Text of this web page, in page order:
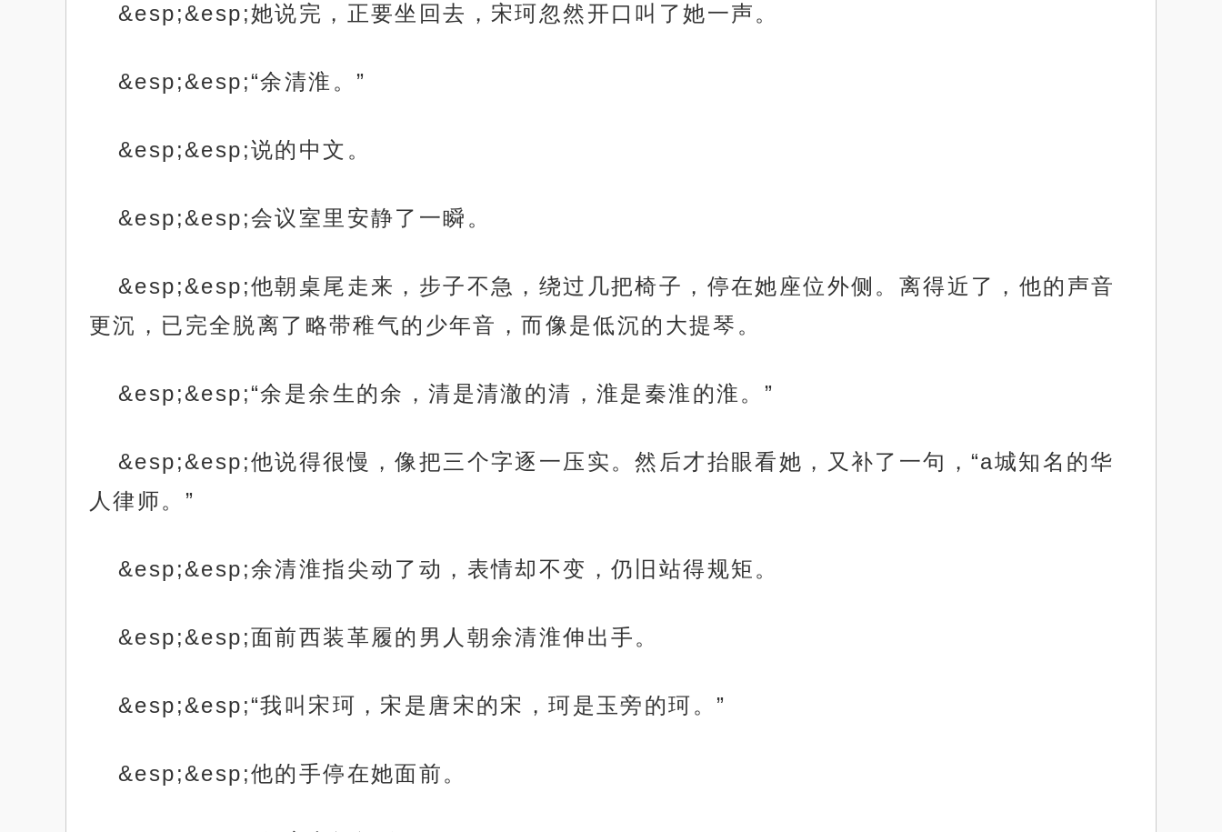
&esp;&esp;她说完，正要坐回去，宋珂忽然开口叫了她一声。
&esp;&esp;“余清淮。”
&esp;&esp;说的中文。
&esp;&esp;会议室里安静了一瞬。
&esp;&esp;他朝桌尾走来，步子不急，绕过几把椅子，停在她座位外侧。离得近了，他的声音
更沉，已完全脱离了略带稚气的少年音，而像是低沉的大提琴。
&esp;&esp;“余是余生的余，清是清澈的清，淮是秦淮的淮。”
&esp;&esp;他说得很慢，像把三个字逐一压实。然后才抬眼看她，又补了一句，“a城知名的华
人律师。”
&esp;&esp;余清淮指尖动了动，表情却不变，仍旧站得规矩。
&esp;&esp;面前西装革履的男人朝余清淮伸出手。
&esp;&esp;“我叫宋珂，宋是唐宋的宋，珂是玉旁的珂。”
&esp;&esp;他的手停在她面前。